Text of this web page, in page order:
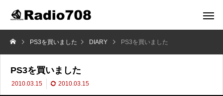
PS3を買いました DIARY PS3を買いました
PS3を買いました
2010.03.15 2010.03.15